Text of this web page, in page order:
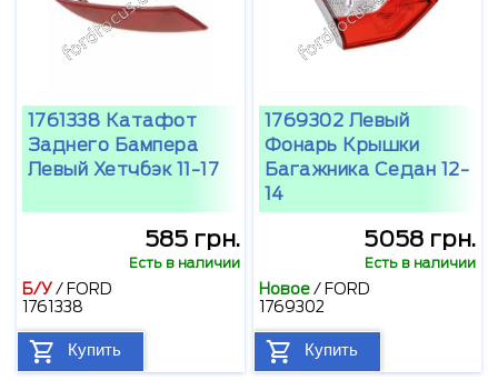
1761338 Катафот
Заднего Бампера
Левый Хетчбэк 11-17
585 грн.
Есть в наличии
Б/У/ FORD
1761338
Купить
1769302 Левый
Фонарь Крышки
Багажника Седан 12-
14
5058 грн.
Есть в наличии
Новое/ FORD
1769302
Купить